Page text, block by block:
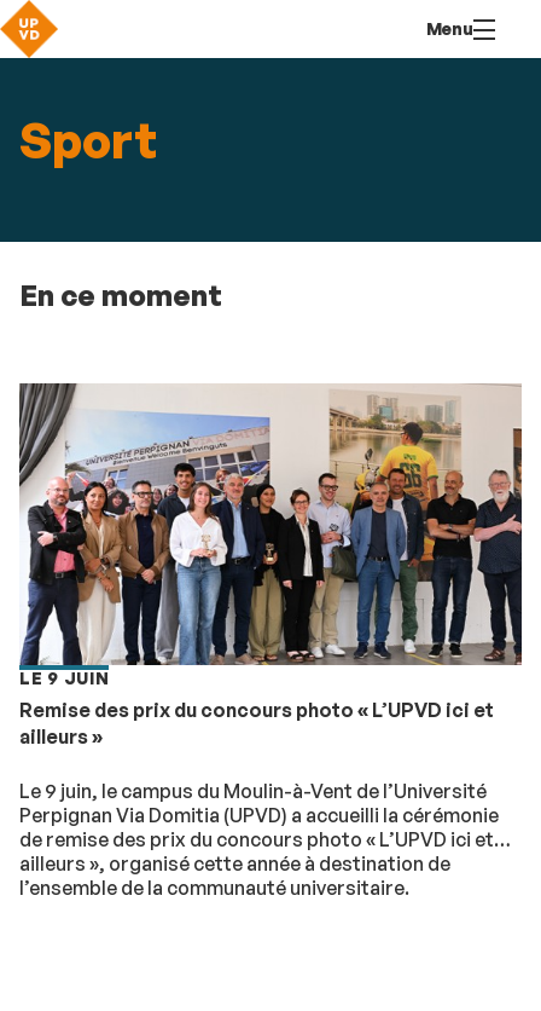
contenu
Menu
Sport
En ce moment
LE 9 JUIN
Remise des prix du concours photo « L’UPVD ici et
ailleurs »
Le 9 juin, le campus du Moulin-à-Vent de l’Université
Perpignan Via Domitia (UPVD) a accueilli la cérémonie
de remise des prix du concours photo « L’UPVD ici et
ailleurs », organisé cette année à destination de
l’ensemble de la communauté universitaire.